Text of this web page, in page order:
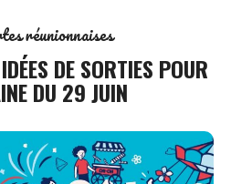
réunionnaises
DE SORTIES POUR
DU 29 JUIN